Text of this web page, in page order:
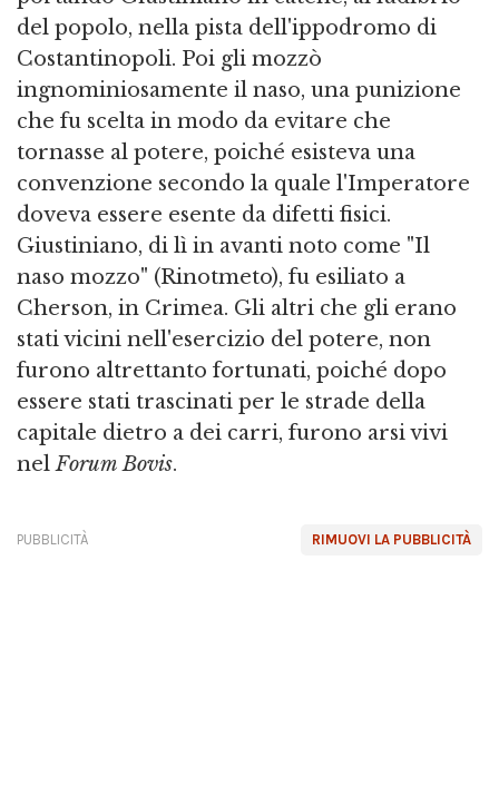
del popolo, nella pista dell'ippodromo di
Costantinopoli. Poi gli mozzò
ingnominiosamente il naso, una punizione
che fu scelta in modo da evitare che
tornasse al potere, poiché esisteva una
convenzione secondo la quale l'Imperatore
doveva essere esente da difetti fisici.
Giustiniano, di lì in avanti noto come "Il
naso mozzo" (Rinotmeto), fu esiliato a
Cherson, in Crimea. Gli altri che gli erano
stati vicini nell'esercizio del potere, non
furono altrettanto fortunati, poiché dopo
essere stati trascinati per le strade della
capitale dietro a dei carri, furono arsi vivi
nelForum Bovis.
RIMUOVI LA PUBBLICITÀ
PUBBLICITÀ